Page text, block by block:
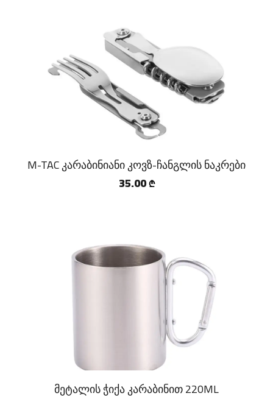
M-TAC კარაბინიანი კოვზ-ჩანგლის ნაკრები
35.00 ₾
მეტალის ჭიქა კარაბინით 220ML